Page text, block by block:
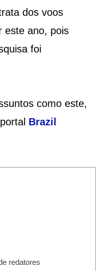
dos voos
este ano, pois
foi
como este,
Brazil
redatores